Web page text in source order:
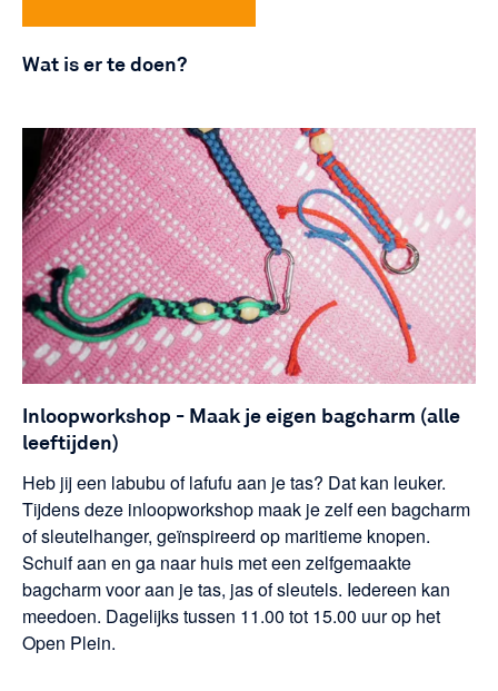
Wat is er te doen?
Inloopworkshop - Maak je eigen bagcharm (alle
leeftijden)
Heb jij een labubu of lafufu aan je tas? Dat kan leuker.
Tijdens deze inloopworkshop maak je zelf een bagcharm
of sleutelhanger, geïnspireerd op maritieme knopen.
Schuif aan en ga naar huis met een zelfgemaakte
bagcharm voor aan je tas, jas of sleutels. Iedereen kan
meedoen. Dagelijks tussen 11.00 tot 15.00 uur op het
Open Plein.